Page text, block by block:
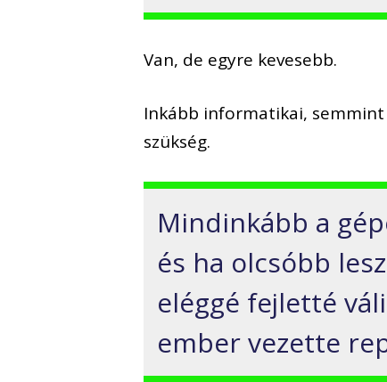
Van, de egyre kevesebb.
Inkább informatikai,
szükség.
Mindinkább a
és ha olcsóbb
eléggé fejletté
ember vezette